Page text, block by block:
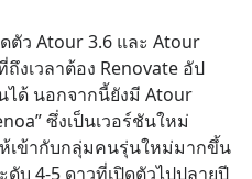
ตัว Atour 3.6 และ Atour
งเวลาต้อง Renovate อัป
ได้ นอกจากนี้ยังมี Atour
ซึ่งเป็นเวอร์ชันใหม่
เข้ากับกลุ่มคนรุ่นใหม่มากขึ้น
ดับ 4-5 ดาวที่เปิดตัวไปปลายปี